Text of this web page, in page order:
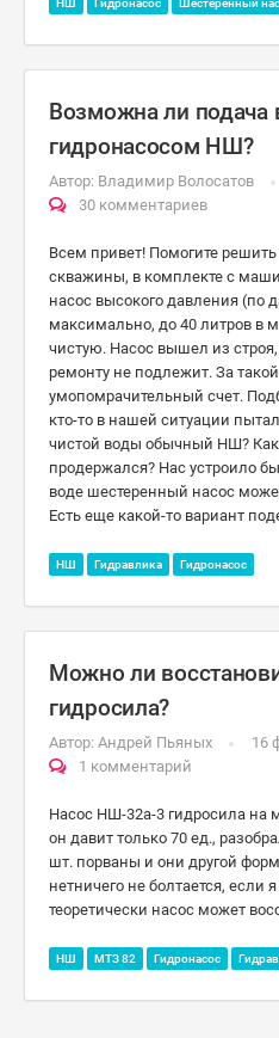
НШ Гидронасос Шестерённый
Возможна ли подача
гидронасосом НШ?
Автор: Владимир Волосатов
30 комментариев
Всем привет! Помогите
скважины, в комплекте с
насос высокого давления (по
максимально, до 40 литров в
чистую. Насос вышел из
ремонту не подлежит. За
умопомрачительный счет.
кто-то в нашей ситуации
чистой воды обычный НШ? Как
продержался? Нас устроило
воде шестеренный насос
Есть еще какой-то вариант
НШ Гидравлика Гидронасос
Можно ли
гидросила?
Автор: Андрей Пьяных
16
1 комментарий
Насос НШ-32а-3 гидросила на
он давит только 70 ед.,
шт. порваны и они другой
нетничего не болтается, если
теоретически насос может
НШ МТЗ 82 Гидронасос